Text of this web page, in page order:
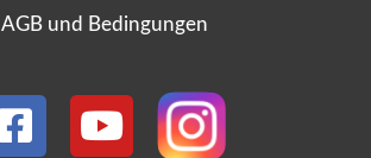
AGB und Bedingungen